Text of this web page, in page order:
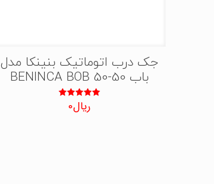
جک درب اتوماتیک بنینکا مدل
باب 50-BENINCA BOB 50
نمره
5.00
ریال0